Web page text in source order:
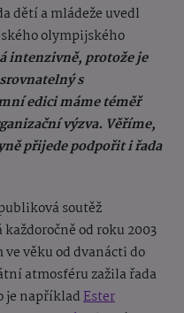
dětí a mládeže uvedl
olympijského
intenzivně, protože je
s
edici máme téměř
výzva. Věříme,
přijede podpořit i řada
soutěž
od roku 2003
věku od dvanácti do
atmosféru zažila řada
je napříkladEster